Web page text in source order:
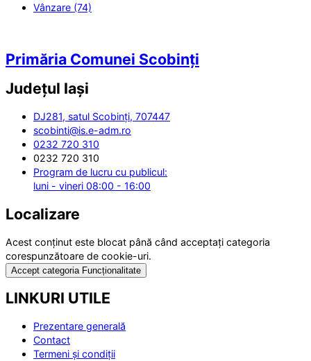
Vânzare (74)
Primăria Comunei Scobinți
Județul Iași
DJ281, satul Scobinți, 707447
scobinti@is.e-adm.ro
0232 720 310
0232 720 310
Program de lucru cu publicul:
luni - vineri 08:00 - 16:00
Localizare
Acest conținut este blocat până când acceptați categoria
corespunzătoare de cookie-uri.
Accept categoria Funcționalitate
LINKURI UTILE
Prezentare generală
Contact
Termeni și condiții